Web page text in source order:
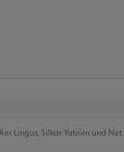
Lingus, Silkar Yatirim und Net